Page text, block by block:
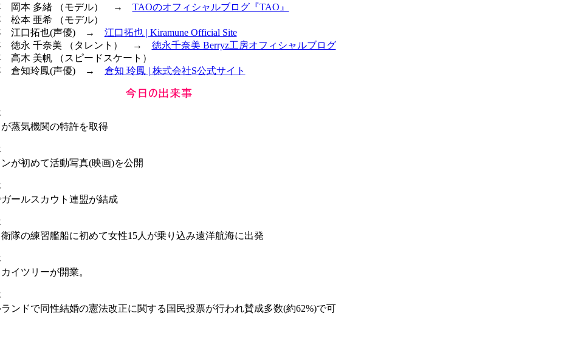
岡本 多緒 （モデル） → TAOのオフィシャルブログ『TAO』
松本 亜希 （モデル）
江口拓也(声優) → 江口拓也 | Kiramune Official Site
徳永 千奈美 （タレント） → 徳永千奈美 Berryz工房オフィシャルブログ
高木 美帆 （スピードスケート）
倉知玲鳳(声優) → 倉知 玲鳳 | 株式会社S公式サイト
蒸気機関の特許を取得
が初めて活動写真(映画)を公開
ールスカウト連盟が結成
隊の練習艦船に初めて女性15人が乗り込み遠洋航海に出発
イツリーが開業。
ンドで同性結婚の憲法改正に関する国民投票が行われ賛成多数(約62%)で可